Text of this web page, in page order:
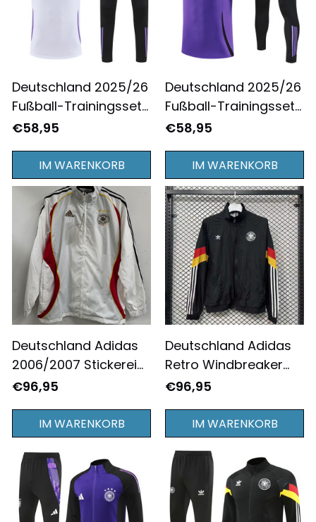
Deutschland 2025/26
Fußball-Trainingsset
– Ice Precision in Weiß
€58,95
IM WARENKORB
Deutschland 2025/26
Fußball-Trainingsset
– Violet Valor in
€58,95
IM WARENKORB
Deutschland Adidas
2006/2007 Stickerei
Retro Jacke - Weiß
€96,95
IM WARENKORB
Deutschland Adidas
Retro Windbreaker
Jacke - Schwarz
€96,95
IM WARENKORB